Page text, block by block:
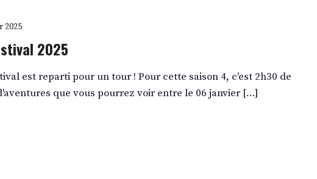
2025
2025
est reparti pour un tour ! Pour cette saison 4, c'est 2h30 de
que vous pourrez voir entre le 06 janvier […]